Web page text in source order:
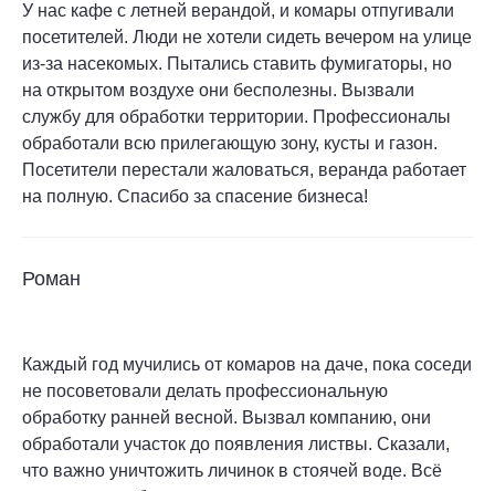
У нас кафе с летней верандой, и комары отпугивали
посетителей. Люди не хотели сидеть вечером на улице
из-за насекомых. Пытались ставить фумигаторы, но
на открытом воздухе они бесполезны. Вызвали
службу для обработки территории. Профессионалы
обработали всю прилегающую зону, кусты и газон.
Посетители перестали жаловаться, веранда работает
на полную. Спасибо за спасение бизнеса!
Роман
Каждый год мучились от комаров на даче, пока соседи
не посоветовали делать профессиональную
обработку ранней весной. Вызвал компанию, они
обработали участок до появления листвы. Сказали,
что важно уничтожить личинок в стоячей воде. Всё